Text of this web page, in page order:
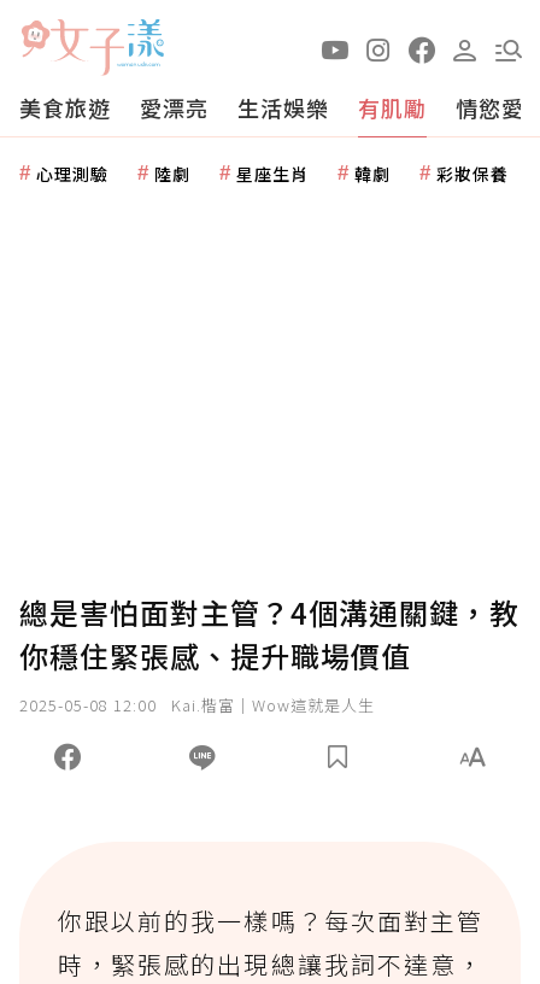
美食旅遊 愛漂亮 生活娛樂 有肌勵 情慾愛
心理測驗 陸劇 星座生肖 韓劇 彩妝保養
總是害怕面對主管？4個溝通關鍵，教
你穩住緊張感、提升職場價值
2025-05-08 12:00 Kai.楷富｜Wow這就是人生
你跟以前的我一樣嗎？每次面對主管
時，緊張感的出現總讓我詞不達意，